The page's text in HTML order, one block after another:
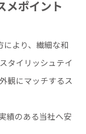
メポイント
により、繊細な和
タイリッシュテイ
観にマッチするス
績のある当社へ安